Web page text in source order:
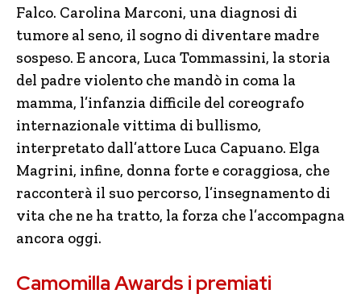
Falco. Carolina Marconi, una diagnosi di
tumore al seno, il sogno di diventare madre
sospeso. E ancora, Luca Tommassini, la storia
del padre violento che mandò in coma la
mamma, l’infanzia difficile del coreografo
internazionale vittima di bullismo,
interpretato dall’attore Luca Capuano. Elga
Magrini, infine, donna forte e coraggiosa, che
racconterà il suo percorso, l’insegnamento di
vita che ne ha tratto, la forza che l’accompagna
ancora oggi.
Camomilla Awards i premiati